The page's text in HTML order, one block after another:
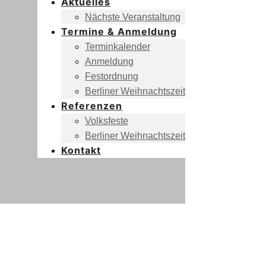
Nächste Veranstaltung
Termine & Anmeldung
Terminkalender
Anmeldung
Festordnung
Berliner Weihnachtszeit
Referenzen
Volksfeste
Berliner Weihnachtszeit
Kontakt